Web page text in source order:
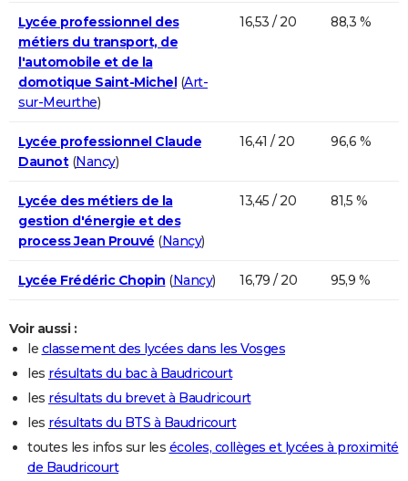
Lycée professionnel des
métiers du transport, de
l'automobile et de la
domotique Saint-Michel(Art-
sur-Meurthe)
16,53 / 20 88,3 %
Lycée professionnel Claude
Daunot(Nancy)
16,41 / 20 96,6 %
Lycée des métiers de la
gestion d'énergie et des
process Jean Prouvé (Nancy)
13,45 / 20 81,5 %
Lycée Frédéric Chopin (Nancy) 16,79 / 20 95,9 %
Voir aussi :
le classement des lycées dans les Vosges
les résultats du bac à Baudricourt
les résultats du brevet à Baudricourt
les résultats du BTS à Baudricourt
toutes les infos sur les écoles, collèges et lycées à proximité
de Baudricourt